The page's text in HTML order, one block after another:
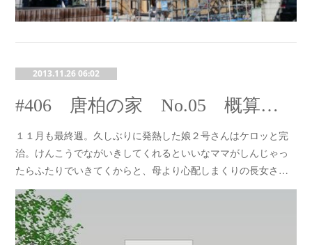
2013.11.26 06:02
#406 唐柏の家 No.05 概算見積と打合せ
１１月も最終週。久しぶりに発熱した娘２号さんはケロッと完
治。けんこうでながいきしてくれるといいなママがしんじゃっ
たらふたりでいきてくからと、母より心配しまくりの長女さ…